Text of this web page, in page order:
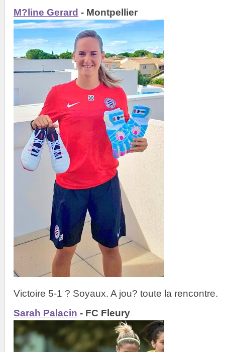
M?line Gerard - Montpellier
Victoire 5-1 ? Soyaux. A jou? toute la rencontre.
Sarah Palacin - FC Fleury